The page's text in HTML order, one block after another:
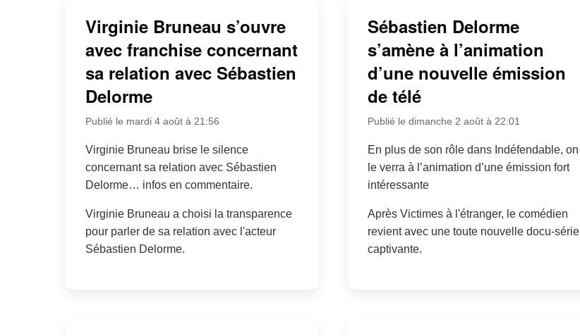
Virginie Bruneau s’ouvre
avec franchise concernant
sa relation avec Sébastien
Delorme
Publié le mardi 4 août à 21:56
Virginie Bruneau brise le silence
concernant sa relation avec Sébastien
Delorme… infos en commentaire.
Virginie Bruneau a choisi la transparence
pour parler de sa relation avec l'acteur
Sébastien Delorme.
Sébastien Delorme
s’amène à l’animation
d’une nouvelle émission
de télé
Publié le dimanche 2 août à 22:01
En plus de son rôle dans Indéfendable, on
le verra à l’animation d’une émission fort
intéressante
Après Victimes à l'étranger, le comédien
revient avec une toute nouvelle docu-série
captivante.